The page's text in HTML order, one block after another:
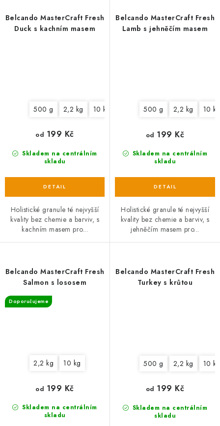
Belcando MasterCraft Fresh
Duck s kachním masem
500 g 2,2 kg 10 kg
Skladem na centrálním
skladu
od 199 Kč
Holistické granule té nejvyšší
kvality bez chemie a barviv, s
kachním masem pro...
Belcando MasterCraft Fresh
Lamb s jehněčím masem
500 g 2,2 kg 10 kg
Skladem na centrálním
skladu
od 199 Kč
Holistické granule té nejvyšší
kvality bez chemie a barviv, s
jehněčím masem pro...
Belcando MasterCraft Fresh
Salmon s lososem
Doporučujeme
2,2 kg 10 kg
Skladem na centrálním
skladu
od 199 Kč
Belcando MasterCraft Fresh
Turkey s krůtou
500 g 2,2 kg 10 kg
Skladem na centrálním
skladu
od 199 Kč